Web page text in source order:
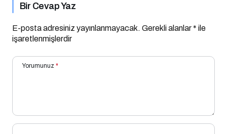
Bir Cevap Yaz
E-posta adresiniz yayınlanmayacak. Gerekli alanlar* ile
işaretlenmişlerdir
Yorumunuz *